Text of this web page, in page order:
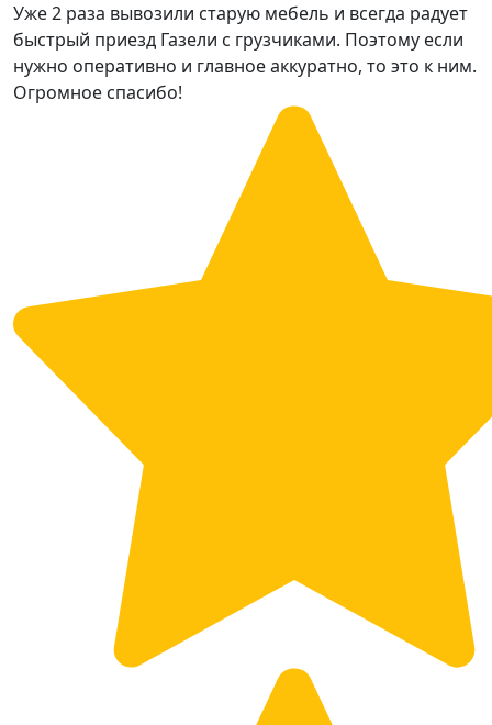
Уже 2 раза вывозили старую мебель и всегда радует
быстрый приезд Газели с грузчиками. Поэтому если
нужно оперативно и главное аккуратно, то это к ним.
Огромное спасибо!